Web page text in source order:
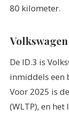
80 kilometer.
De ID.3 is
inmiddels een
Voor 2025 is
(WLTP), en